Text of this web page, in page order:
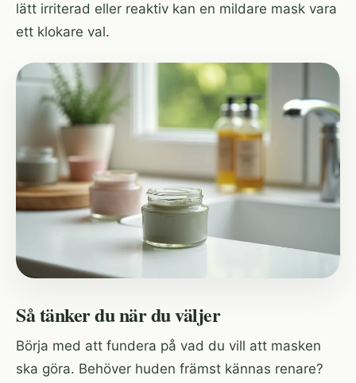
lätt irriterad eller reaktiv kan en mildare mask vara
ett klokare val.
Så tänker du när du väljer
Börja med att fundera på vad du vill att masken
ska göra. Behöver huden främst kännas renare?